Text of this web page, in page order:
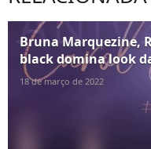
Bruna Marquezine,
black domina look
18 de março de 2022